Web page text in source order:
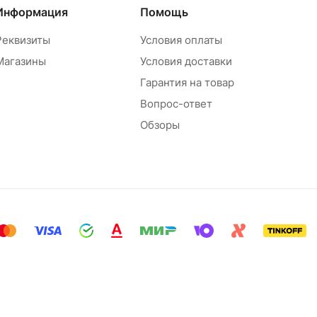
Помощь
Условия оплаты
Условия доставки
Гарантия на товар
Вопрос-ответ
Обзоры